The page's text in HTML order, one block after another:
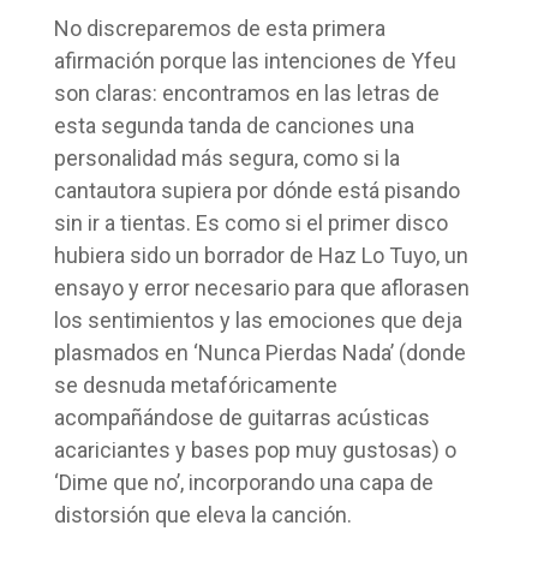
No discreparemos de esta primera
afirmación porque las intenciones de Yfeu
son claras: encontramos en las letras de
esta segunda tanda de canciones una
personalidad más segura, como si la
cantautora supiera por dónde está pisando
sin ir a tientas. Es como si el primer disco
hubiera sido un borrador de Haz Lo Tuyo, un
ensayo y error necesario para que aflorasen
los sentimientos y las emociones que deja
plasmados en ‘Nunca Pierdas Nada’ (donde
se desnuda metafóricamente
acompañándose de guitarras acústicas
acariciantes y bases pop muy gustosas) o
‘Dime que no’, incorporando una capa de
distorsión que eleva la canción.